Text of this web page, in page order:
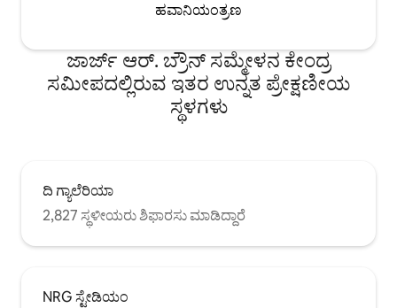
ಹವಾನಿಯಂತ್ರಣ
ಜಾರ್ಜ್ ಆರ್. ಬ್ರೌನ್ ಸಮ್ಮೇಳನ ಕೇಂದ್ರ
ಸಮೀಪದಲ್ಲಿರುವ ಇತರ ಉನ್ನತ ಪ್ರೇಕ್ಷಣೀಯ
ಸ್ಥಳಗಳು
ದಿ ಗ್ಯಾಲೆರಿಯಾ
2,827 ಸ್ಥಳೀಯರು ಶಿಫಾರಸು ಮಾಡಿದ್ದಾರೆ
NRG ಸ್ಟೇಡಿಯಂ